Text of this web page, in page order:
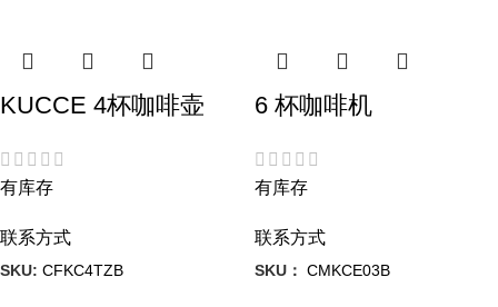
KUCCE 4杯咖啡壶
有库存
联系方式
SKU: CFKC4TZB
6 杯咖啡机
有库存
联系方式
SKU： CMKCE03B